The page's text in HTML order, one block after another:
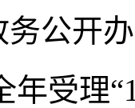
公开
年受理